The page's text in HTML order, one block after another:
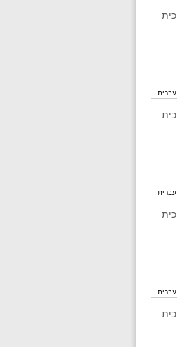
עברית
עברית
עברית